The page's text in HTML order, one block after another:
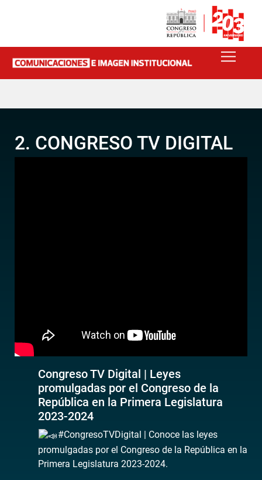
2. CONGRESO TV DIGITAL
Congreso TV Digital | Leyes
promulgadas por el Congreso de la
República en la Primera Legislatura
2023-2024
#CongresoTVDigital | Conoce las leyes
promulgadas por el Congreso de la República en la
Primera Legislatura 2023-2024.